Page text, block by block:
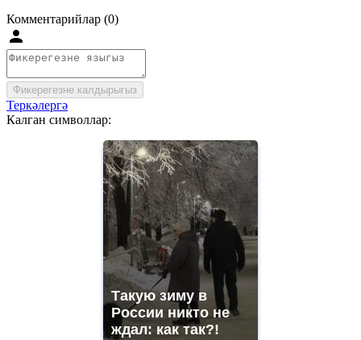
Комментарийлар (0)
Фикерегезне калдырыгыз
Теркәлергә
Калган символлар:
Такую зиму в
России никто не
ждал: как так?!